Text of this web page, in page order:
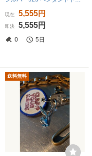
現在 5,555円
即決 5,555円
0 5日
送料無料